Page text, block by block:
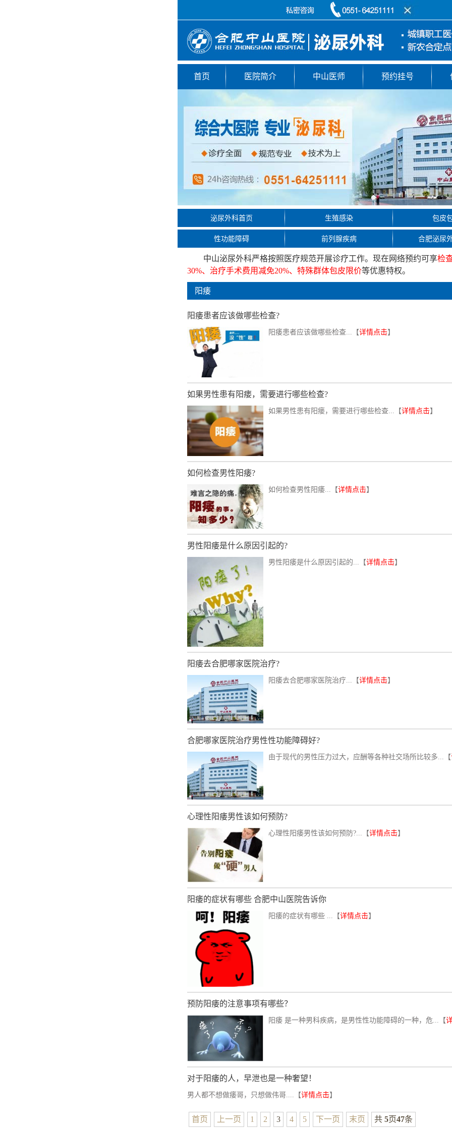
首页 医院简介 中山医师 预约挂号
泌尿外科首页 生殖感染 包皮
性功能障碍 前列腺疾病 合肥泌尿
中山泌尿外科严格按照医疗规范开展诊疗工作。现在网络预约可享检
30%、治疗手术费用减免20%、特殊群体包皮限价等优惠特权。
阳痿
阳痿患者应该做哪些检查?
阳痿患者应该做哪些检查...【详情点击】
如果男性患有阳瘘，需要进行哪些检查?
如果男性患有阳瘘，需要进行哪些检查...【详情点击】
如何检查男性阳痿?
如何检查男性阳痿...【详情点击】
男性阳痿是什么原因引起的?
男性阳痿是什么原因引起的...【详情点击】
阳痿去合肥哪家医院治疗?
阳痿去合肥哪家医院治疗...【详情点击】
合肥哪家医院治疗男性性功能障碍好?
由于现代的男性压力过大，应酬等各种社交场所比较多...【
心理性阳痿男性该如何预防?
心理性阳痿男性该如何预防?...【详情点击】
阳痿的症状有哪些 合肥中山医院告诉你
阳痿的症状有哪些 ...【详情点击】
预防阳痿的注意事项有哪些？
阳痿 是一种男科疾病，是男性性功能障碍的一种，危...【
对于阳痿的人，早泄也是一种奢望！
男人都不想做痿哥，只想做伟哥....【详情点击】
首页 上一页 1 2 3 4 5 下一页 末页 共5页47条